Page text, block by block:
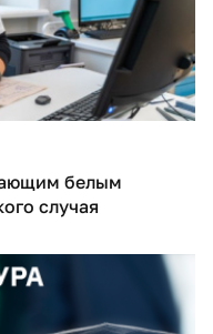
белым
случая